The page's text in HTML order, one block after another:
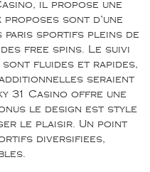
il propose une
proposes sont d’une
sportifs pleins de
des free spins. Le suivi
sont fluides et rapides,
seraient
31 Casino offre une
le design est style
le plaisir. Un point
diversifiees,